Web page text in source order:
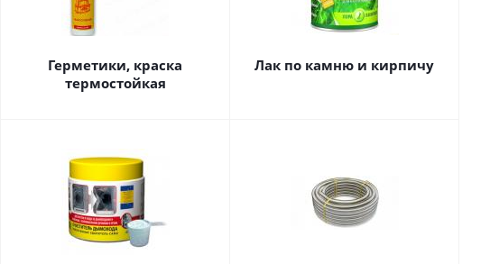
Герметики, краска
термостойкая
Лак по камню и кирпичу